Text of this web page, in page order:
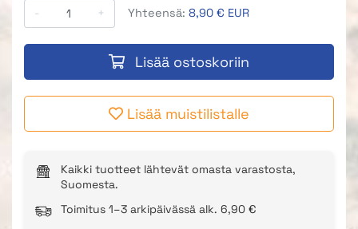
-
+ Yhteensä: 8,90 € EUR
Lisää ostoskoriin
Lisää muistilistalle
Kaikki tuotteet lähtevät omasta varastosta,
Suomesta.
Toimitus 1–3 arkipäivässä alk. 6,90 €